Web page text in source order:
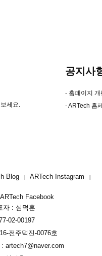
세요.
공지사
홈페이지
ARTech 홈
Blog ARTech Instagram
ARTech Facebook
자 : 심덕훈
02-00197
전주덕진-0076호
artech7@naver.com